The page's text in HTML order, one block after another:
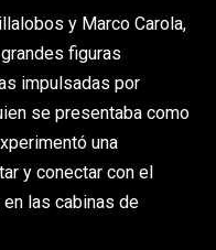
y Marco Carola,
figuras
impulsadas por
se presentaba como
una
y conectar con el
las cabinas de